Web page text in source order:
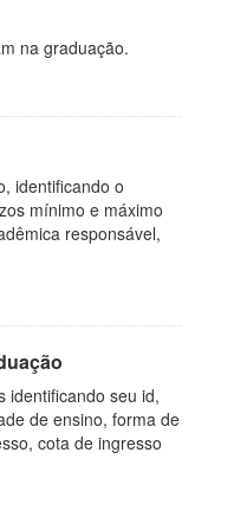
na graduação.
identificando o
mínimo e máximo
responsável,
identificando seu id,
de ensino, forma de
cota de ingresso